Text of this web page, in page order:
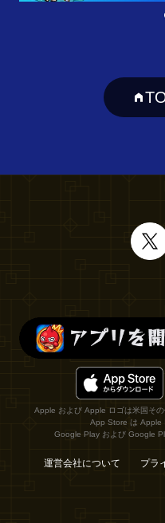
Apple および Apple ロゴは米国そ
App Store は Apple
Google Play および Google
運営会社について プラ